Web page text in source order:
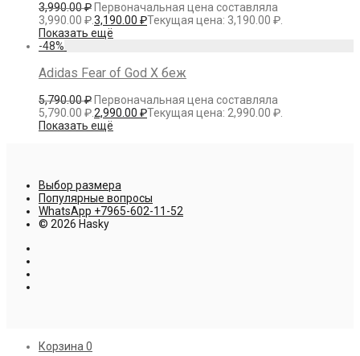
3,990.00₽ Первоначальная цена составляла
3,990.00 ₽.3,190.00 ₽Текущая цена: 3,190.00 ₽.
Показать ещё
-48%
Adidas Fear of God X беж
5,790.00₽ Первоначальная цена составляла
5,790.00 ₽.2,990.00 ₽Текущая цена: 2,990.00 ₽.
Показать ещё
Выбор размера
Популярные вопросы
WhatsApp +7965-602-11-52
© 2026 Hasky
Корзина 0